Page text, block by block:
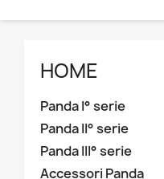
HOME
Panda I° serie
Panda II° serie
Panda III° serie
Accessori Panda